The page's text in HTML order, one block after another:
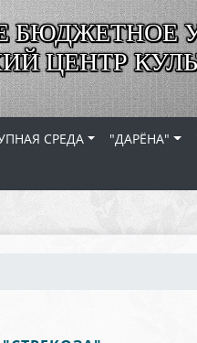
БЮДЖЕТНОЕ
ЦЕНТР
СРЕДА "ДАРЁНА"